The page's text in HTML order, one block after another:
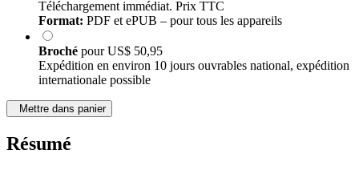
Téléchargement immédiat. Prix TTC
Format: PDF et ePUB – pour tous les appareils
Broché pourUS$ 50,95
Expédition en environ 10 jours ouvrables national, expédition
internationale possible
Mettre dans panier
Résumé